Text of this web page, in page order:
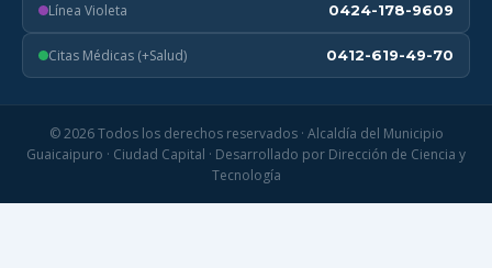
Línea Violeta 0424-178-9609
Citas Médicas (+Salud) 0412-619-49-70
© 2026 Todos los derechos reservados · Alcaldía del Municipio
Guaicaipuro · Ciudad Capital · Desarrollado por Dirección de Ciencia y
Tecnología